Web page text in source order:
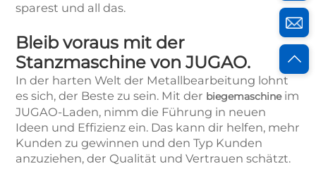
sparest und all das.
Bleib voraus mit der
Stanzmaschine von JUGAO.
In der harten Welt der Metallbearbeitung lohnt
es sich, der Beste zu sein. Mit der biegemaschine im
JUGAO-Laden, nimm die Führung in neuen
Ideen und Effizienz ein. Das kann dir helfen, mehr
Kunden zu gewinnen und den Typ Kunden
anzuziehen, der Qualität und Vertrauen schätzt.